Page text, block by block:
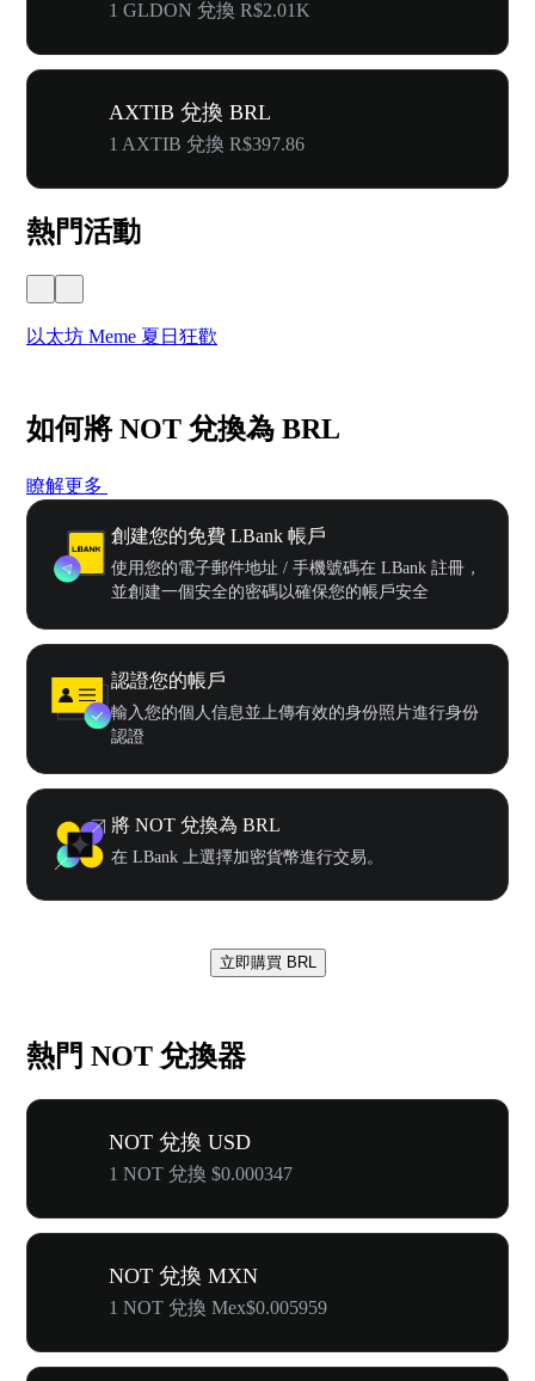
1 GLDON 兌換 R$2.01K
AXTIB 兌換 BRL
1 AXTIB 兌換 R$397.86
熱門活動
以太坊 Meme 夏日狂歡
如何將 NOT 兌換為 BRL
瞭解更多
創建您的免費 LBank 帳戶
使用您的電子郵件地址 / 手機號碼在 LBank 註冊，
並創建一個安全的密碼以確保您的帳戶安全
認證您的帳戶
輸入您的個人信息並上傳有效的身份照片進行身份
認證
將 NOT 兌換為 BRL
在 LBank 上選擇加密貨幣進行交易。
立即購買 BRL
熱門 NOT 兌換器
NOT 兌換 USD
1 NOT 兌換 $0.000347
NOT 兌換 MXN
1 NOT 兌換 Mex$0.005959